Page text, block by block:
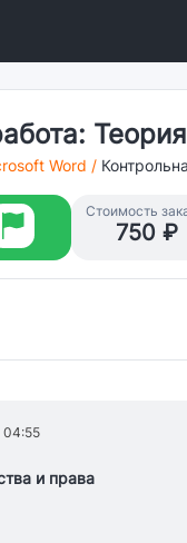
Word /
Стоимость
750 ₽
04:55
и права